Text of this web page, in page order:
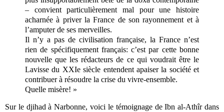
– convient particulièrement mal pour une histoire
acharnée à priver la France de son rayonnement et à
l’amputer de ses merveilles.
Il n’y a pas de civilisation française, la France n’est
rien de spécifiquement français: c’est par cette bonne
nouvelle que les rédacteurs de ce qui voudrait être le
Lavisse du XXIe siècle entendent apaiser la société et
contribuer à résoudre la crise du vivre-ensemble.
Quelle misère! »
Sur le djihad à Narbonne, voici le témoignage de Ibn al-Athîr dans